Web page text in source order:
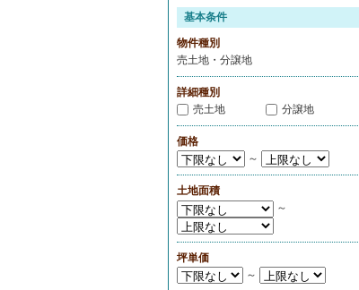
基本条件
物件種別
売土地・分譲地
詳細種別
売土地
分譲地
価格
～
土地面積
～
坪単価
～